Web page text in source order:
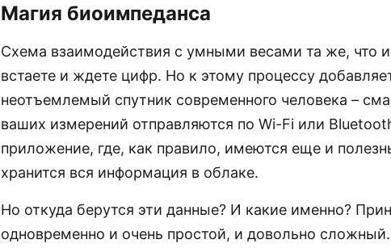
Магия биоимпеданса
Схема взаимодействия с умными весами та же, что
встаете и ждете цифр. Но к этому процессу
неотъемлемый спутник современного человека –
ваших измерений отправляются по Wi-Fi или
приложение, где, как правило, имеются еще и
хранится вся информация в облаке.
Но откуда берутся эти данные? И какие именно?
одновременно и очень простой, и довольно